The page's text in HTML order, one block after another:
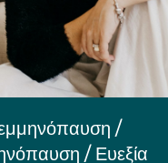
/
/ Ευεξία